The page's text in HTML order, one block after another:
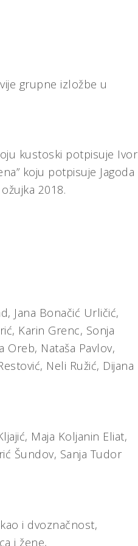
grupne izložbe u
kustoski potpisuje Ivor
koju potpisuje Jagoda
2018.
Jana Bonačić Urličić,
Karin Grenc, Sonja
Oreb, Nataša Pavlov,
Neli Ružić, Dijana
Maja Koljanin Eliat,
Šundov, Sanja Tudor
i dvoznačnost,
i žene,